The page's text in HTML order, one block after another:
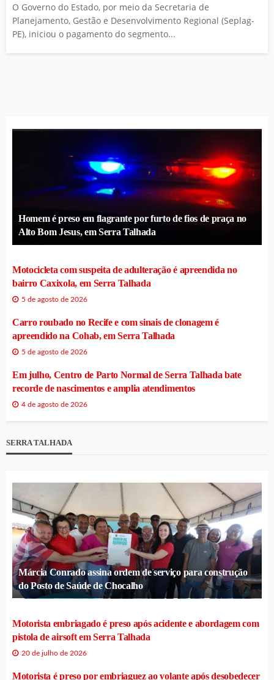
O Governo do Estado, por meio da Secretaria de
Planejamento, Gestão e Desenvolvimento Regional (Seplag-
PE), iniciou o pagamento do segmento...
Homem é preso em flagrante por furto de fios de praça no
Alto Bom Jesus, em Serra Talhada
Motocicleta com suspeita de adulteração é apreendida no
bairro Caxixola, em Serra Talhada
5 de agosto de 2026
Carro roubado no Recife e com sinais de clonagem é
apreendido na Cohab, em Serra Talhada
5 de agosto de 2026
Em julho, Centro de Parto Normal de Serra Talhada bate
recorde de nascimentos e amplia atendimentos
4 de agosto de 2026
SERRA TALHADA
Márcia Conrado assina ordem de serviço para construção
do Posto de Saúde de Chocalho
Motorista embriagado é preso após acidente e abordagem com
pistola de airsoft em Serra Talhada
20 de julho de 2026
Motorista é preso por embriaguez ao volante após desobedecer